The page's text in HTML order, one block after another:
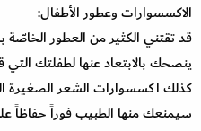
الاكسسوارات وعطور الأطفال:
قد تقتني الكثير من العطور
ينصحك بالابتعاد عنها لطفلتك التي
كذلك اكسسوارات الشعر الصغيرة
سيمنعك منها الطبيب فوراً حفاظاً